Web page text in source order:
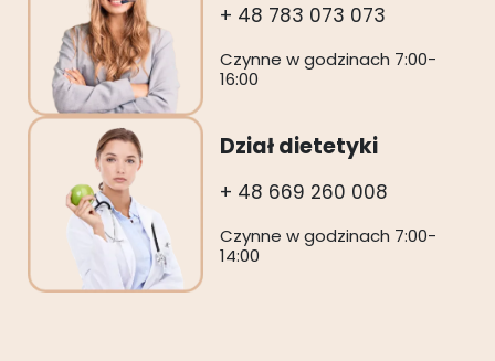
+ 48 783 073 073
Czynne w godzinach 7:00-
16:00
Dział dietetyki
+ 48 669 260 008
Czynne w godzinach 7:00-
14:00